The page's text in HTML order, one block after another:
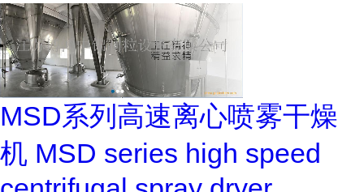
MSD系列高速离心喷雾干燥
机 MSD series high speed